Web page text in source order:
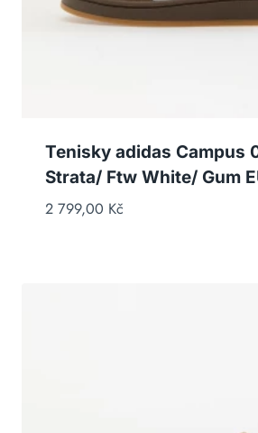
Tenisky adidas Campus
Strata/ Ftw White/ Gum
2 799,00 Kč